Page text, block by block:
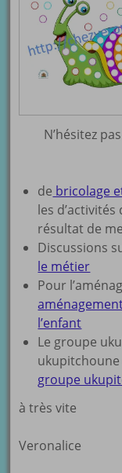
N’hésitez
de bricolage
les
résultat de
Discussions
le métier
Pour
l’enfant
Le groupe
groupe
à très vite
Veronalice